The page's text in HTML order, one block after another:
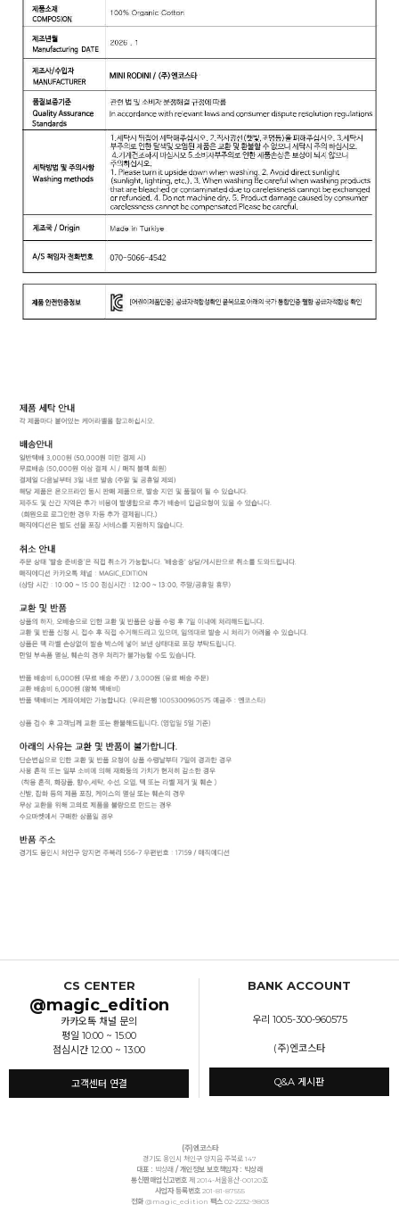
CS CENTER
@magic_edition
카카오톡 채널 문의
평일 10:00 ~ 15:00
점심시간 12:00 ~ 13:00
고객센터 연결
BANK ACCOUNT
우리 1005-300-960575
(주)엔코스타
Q&A 게시판
(주)엔코스타
경기도 용인시 처인구 양지읍 주북로 147
대표 : 박상래 / 개인정보 보호책임자 : 박상래
통신판매업신고번호 제 2014-서울용산-00120호
사업자 등록번호201-81-87555
전화@magic_edition 팩스02-2232-9803